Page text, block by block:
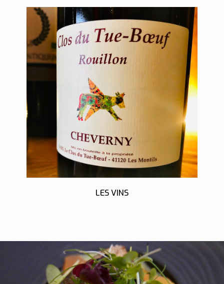
LES VINS